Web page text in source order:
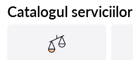
Catalogul serviciilor